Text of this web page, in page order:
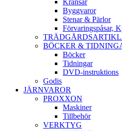
Byggvaror
Stenar & Pärlor
Förvaringspåsar,
BÖCKER &
Böcker
Tidningar
DVD-instruktions
Godis
JÄRNVAROR
PROXXON
Maskiner
Tillbehör
VERKTYG